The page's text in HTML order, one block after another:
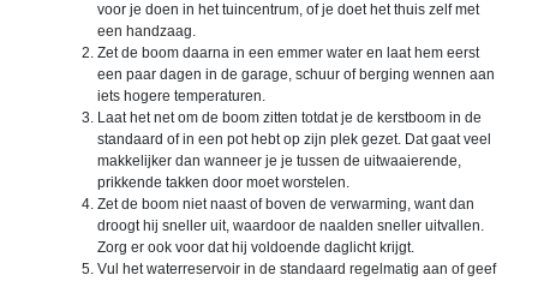
voor je doen in het tuincentrum, of je doet het thuis zelf met
een handzaag.
Zet de boom daarna in een emmer water en laat hem eerst
een paar dagen in de garage, schuur of berging wennen aan
iets hogere temperaturen.
Laat het net om de boom zitten totdat je de kerstboom in de
standaard of in een pot hebt op zijn plek gezet. Dat gaat veel
makkelijker dan wanneer je je tussen de uitwaaierende,
prikkende takken door moet worstelen.
Zet de boom niet naast of boven de verwarming, want dan
droogt hij sneller uit, waardoor de naalden sneller uitvallen.
Zorg er ook voor dat hij voldoende daglicht krijgt.
Vul het waterreservoir in de standaard regelmatig aan of geef